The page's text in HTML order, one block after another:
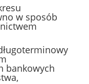
w sposób
bankowych